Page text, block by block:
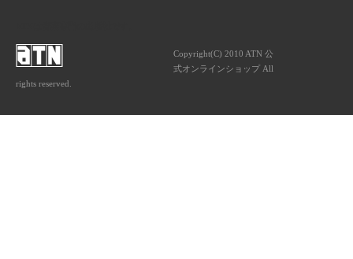
Copyright(C) 2010 ATN 公
式オンラインショップ All
rights reserved.